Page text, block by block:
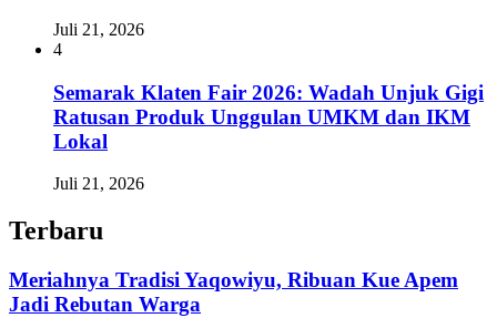
Juli 21, 2026
4
Semarak Klaten Fair 2026: Wadah Unjuk Gigi
Ratusan Produk Unggulan UMKM dan IKM
Lokal
Juli 21, 2026
Terbaru
Meriahnya Tradisi Yaqowiyu, Ribuan Kue Apem
Jadi Rebutan Warga